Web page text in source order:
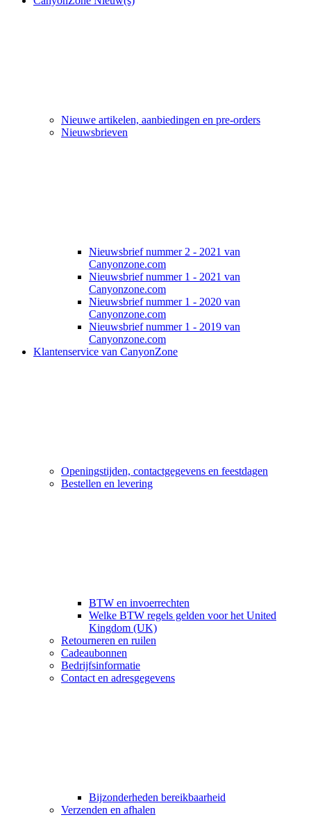
Nieuwe artikelen, aanbiedingen en pre-orders
Nieuwsbrieven
Nieuwsbrief nummer 2 - 2021 van
Canyonzone.com
Nieuwsbrief nummer 1 - 2021 van
Canyonzone.com
Nieuwsbrief nummer 1 - 2020 van
Canyonzone.com
Nieuwsbrief nummer 1 - 2019 van
Canyonzone.com
Klantenservice van CanyonZone
Openingstijden, contactgegevens en feestdagen
Bestellen en levering
BTW en invoerrechten
Welke BTW regels gelden voor het United
Kingdom (UK)
Retourneren en ruilen
Cadeaubonnen
Bedrijfsinformatie
Contact en adresgegevens
Bijzonderheden bereikbaarheid
Verzenden en afhalen